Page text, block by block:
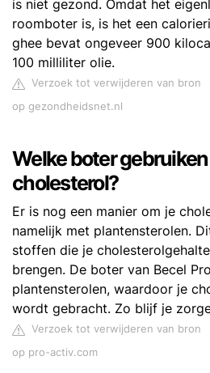
is niet gezond. Omdat het
roomboter is, is het een
ghee bevat ongeveer 900
100 milliliter olie.
Verzoek tot verwijderen van bron
op gezondheidsnet.nl
Welke boter
cholesterol?
Er is nog een manier om je
namelijk met plantensterolen.
stoffen die je
brengen. De boter van Becel
plantensterolen, waardoor je
wordt gebracht. Zo blijf je
Verzoek tot verwijderen van bron
op pro-activ.com